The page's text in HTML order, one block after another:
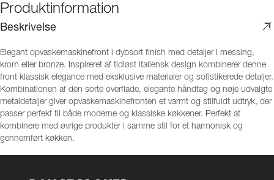
Produktinformation
Beskrivelse
Elegant opvaskemaskinefront i dybsort finish med detaljer i messing,
krom eller bronze. Inspireret af tidløst italiensk design kombinerer denne
front klassisk elegance med eksklusive materialer og sofistikerede detaljer.
Kombinationen af den sorte overflade, elegante håndtag og nøje udvalgte
metaldetaljer giver opvaskemaskinefronten et varmt og stilfuldt udtryk, der
passer perfekt til både moderne og klassiske køkkener. Perfekt at
kombinere med øvrige produkter i samme stil for et harmonisk og
gennemført køkken.